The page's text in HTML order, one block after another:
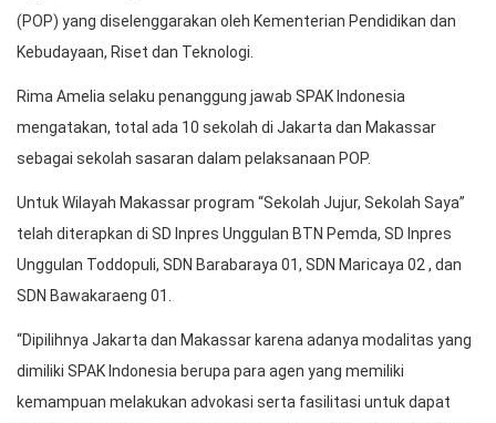
(POP) yang diselenggarakan oleh Kementerian Pendidikan dan
Kebudayaan, Riset dan Teknologi.
Rima Amelia selaku penanggung jawab SPAK Indonesia
mengatakan, total ada 10 sekolah di Jakarta dan Makassar
sebagai sekolah sasaran dalam pelaksanaan POP.
Untuk Wilayah Makassar program “Sekolah Jujur, Sekolah Saya”
telah diterapkan di SD Inpres Unggulan BTN Pemda, SD Inpres
Unggulan Toddopuli, SDN Barabaraya 01, SDN Maricaya 02 , dan
SDN Bawakaraeng 01.
“Dipilihnya Jakarta dan Makassar karena adanya modalitas yang
dimiliki SPAK Indonesia berupa para agen yang memiliki
kemampuan melakukan advokasi serta fasilitasi untuk dapat